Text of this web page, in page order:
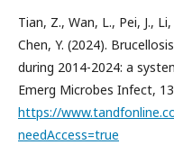
Tian, Z., Wan, L., Pei, J.,
Chen, Y. (2024).
during 2014-2024: a
Emerg Microbes Infect,
https://
needAccess=true